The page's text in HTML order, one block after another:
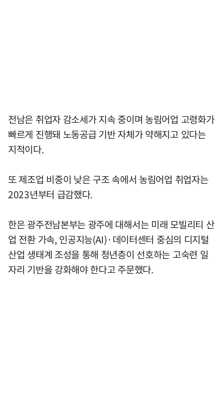
전남은 취업자 감소세가 지속 중이며 농림어업 고령화가
빠르게 진행돼 노동공급 기반 자체가 약해지고 있다는
지적이다.
또 제조업 비중이 낮은 구조 속에서 농림어업 취업자는
2023년부터 급감했다.
한은 광주전남본부는 광주에 대해서는 미래 모빌리티 산
업 전환 가속, 인공지능(AI)·데이터센터 중심의 디지털
산업 생태계 조성을 통해 청년층이 선호하는 고숙련 일
자리 기반을 강화해야 한다고 주문했다.